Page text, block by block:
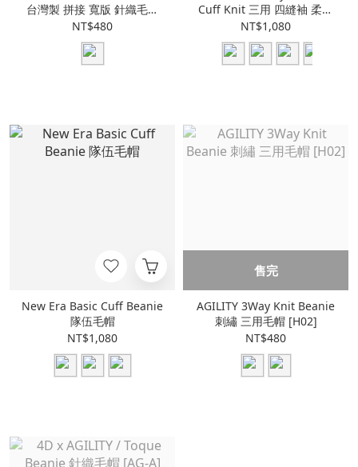
台灣製 拼接 寬版 針織毛帽
[AHT04]
NT$480
Cuff Knit 三用 四縫袖 柔軟
針織 毛帽
NT$1,080
New Era Basic Cuff Beanie
隊伍毛帽
NT$1,080
售完
AGILITY 3Way Knit Beanie
刺繡 三用毛帽 [H02]
NT$480